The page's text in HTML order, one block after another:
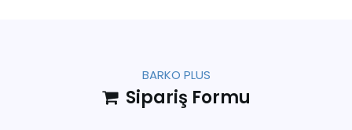
BARKO PLUS
Sipariş Formu